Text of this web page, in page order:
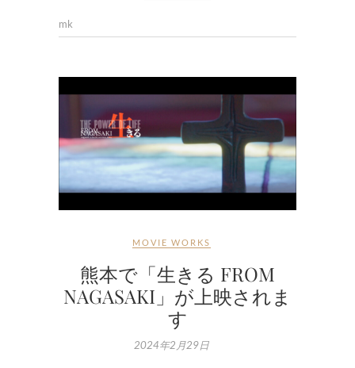
mk
MOVIE WORKS
熊本で「生きる FROM
NAGASAKI」が上映されま
す
2024年2月29日